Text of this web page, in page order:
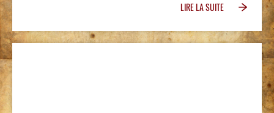
LIRE LA SUITE